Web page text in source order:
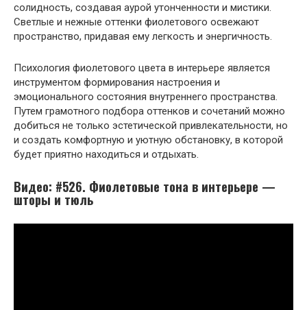
солидность, создавая аурой утонченности и мистики.
Светлые и нежные оттенки фиолетового освежают
пространство, придавая ему легкость и энергичность.
Психология фиолетового цвета в интерьере является
инструментом формирования настроения и
эмоционального состояния внутреннего пространства.
Путем грамотного подбора оттенков и сочетаний можно
добиться не только эстетической привлекательности, но
и создать комфортную и уютную обстановку, в которой
будет приятно находиться и отдыхать.
Видео: #526. Фиолетовые тона в интерьере —
шторы и тюль